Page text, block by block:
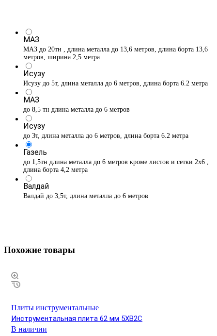
МАЗ
МАЗ до 20тн , длина металла до 13,6 метров, длина борта 13,6
метров, ширина 2,5 метра
Исузу
Исузу до 5т, длина металла до 6 метров, длина борта 6.2 метра
МАЗ
до 8,5 тн длина металла до 6 метров
Исузу
до 3т, длина металла до 6 метров, длина борта 6.2 метра
Газель
до 1,5тн длина металла до 6 метров кроме листов и сетки 2х6 ,
длина борта 4,2 метра
Валдай
Валдай до 3,5т, длина металла до 6 метров
Похожие товары
Плиты инструментальные
Инструментальная плита 62 мм 5ХВ2С
В наличии